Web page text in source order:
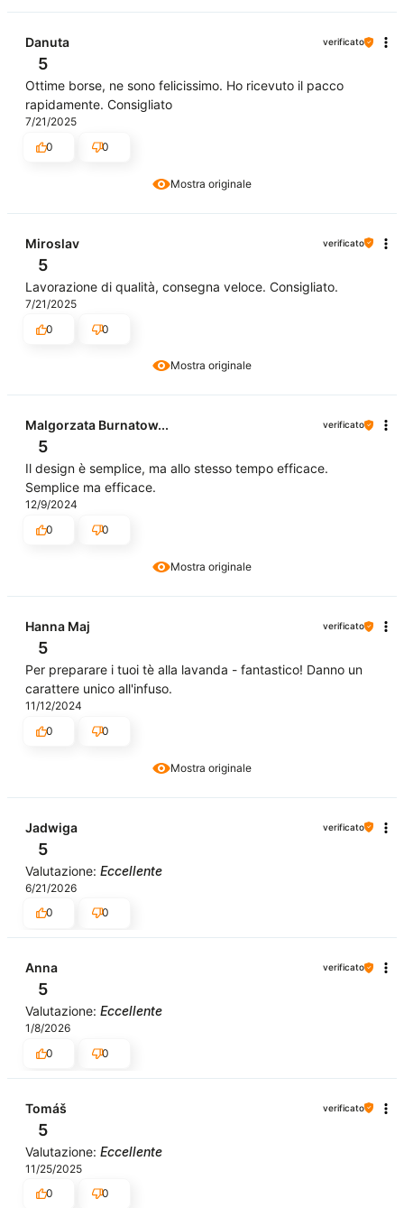
Mostra originale
Danuta verificato
5
Ottime borse, ne sono felicissimo. Ho ricevuto il pacco
rapidamente. Consigliato
7/21/2025
0
0
Mostra originale
Miroslav verificato
5
Lavorazione di qualità, consegna veloce. Consigliato.
7/21/2025
0
0
Mostra originale
Malgorzata Burnatow... verificato
5
Il design è semplice, ma allo stesso tempo efficace.
Semplice ma efficace.
12/9/2024
0
0
Mostra originale
Hanna Maj verificato
5
Per preparare i tuoi tè alla lavanda - fantastico! Danno un
carattere unico all'infuso.
11/12/2024
0
0
Jadwiga verificato
5
Valutazione: Eccellente
6/21/2026
0
0
Anna verificato
5
Valutazione: Eccellente
1/8/2026
0
0
Tomáš verificato
5
Valutazione: Eccellente
11/25/2025
0
0